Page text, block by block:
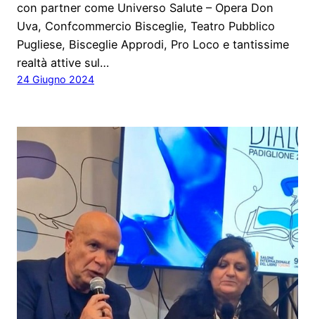
con partner come Universo Salute – Opera Don
Uva, Confcommercio Bisceglie, Teatro Pubblico
Pugliese, Bisceglie Approdi, Pro Loco e tantissime
realtà attive sul…
24 Giugno 2024